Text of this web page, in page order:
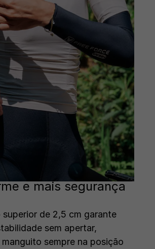
e mais segurança
superior de 2,5 cm garante
sem apertar,
sempre na posição